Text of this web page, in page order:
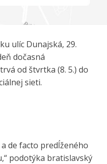
ulíc Dunajská, 29.
dočasná
od štvrtka (8. 5.) do
sieti.
de facto predĺženého
podotýka bratislavský